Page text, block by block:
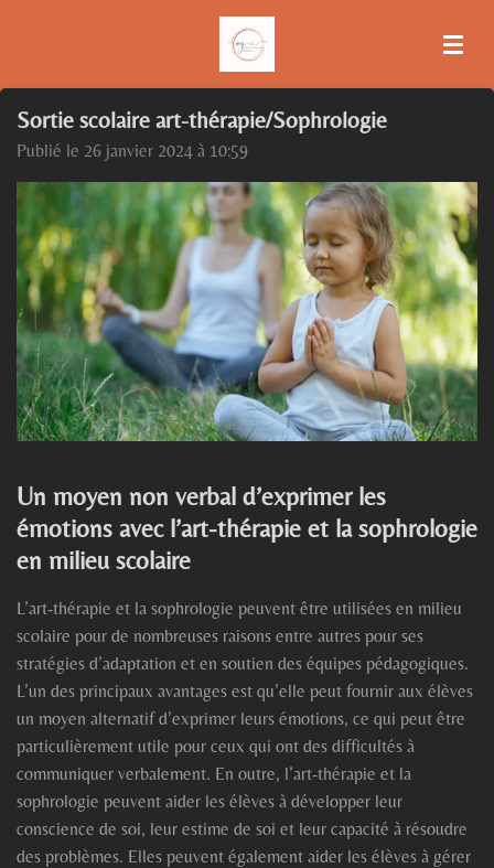
Sortie scolaire art-thérapie/Sophrologie
Publié le 26 janvier 2024 à 10:59
Un moyen non verbal d’exprimer les
émotions avec l’art-thérapie et la sophrologie
en milieu scolaire
L’art-thérapie et la sophrologie peuvent être utilisées en milieu
scolaire pour de nombreuses raisons entre autres pour ses
stratégies d’adaptation et en soutien des équipes pédagogiques.
L’un des principaux avantages est qu’elle peut fournir aux élèves
un moyen alternatif d’exprimer leurs émotions, ce qui peut être
particulièrement utile pour ceux qui ont des difficultés à
communiquer verbalement. En outre, l’art-thérapie et la
sophrologie peuvent aider les élèves à développer leur
conscience de soi, leur estime de soi et leur capacité à résoudre
des problèmes. Elles peuvent également aider les élèves à gérer